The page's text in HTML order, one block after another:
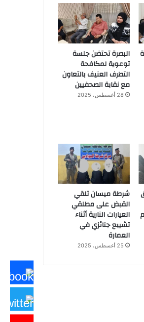
البصرة تحتضن جلسة
توعوية لمكافحة
التطرف العنيف بالتعاون
مع نقابة الصحفيين
28 أغسطس، 2025
شرطة ميسان تلقي
القبض على مطلقي
العيارات النارية أثناء
تشييع جنائزي في
العمارة
25 أغسطس، 2025